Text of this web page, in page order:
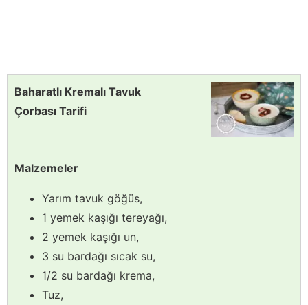
Baharatlı Kremalı Tavuk
Çorbası Tarifi
Malzemeler
Yarım tavuk göğüs,
1 yemek kaşığı tereyağı,
2 yemek kaşığı un,
3 su bardağı sıcak su,
1/2 su bardağı krema,
Tuz,